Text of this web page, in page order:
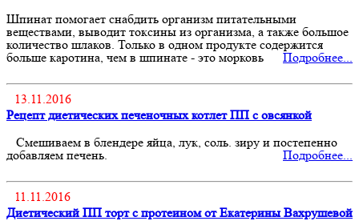
Шпинат помогает снабдить организм питательными
веществами, выводит токсины из организма, а также большое
количество шлаков. Только в одном продукте содержится
больше каротина, чем в шпинате - это морковь
Подробнее...
13.11.2016
Рецепт диетических печеночных котлет ПП с овсянкой
Смешиваем в блендере яйца, лук, соль. зиру и постепенно
добавляем печень.
Подробнее...
11.11.2016
Диетический ПП торт с протеином от Екатерины Вахрушевой